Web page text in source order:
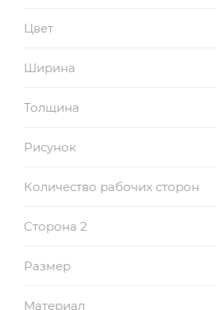
Цвет
Ширина
Толщина
Рисунок
Количество рабочих сторон
Сторона 2
Размер
Материал